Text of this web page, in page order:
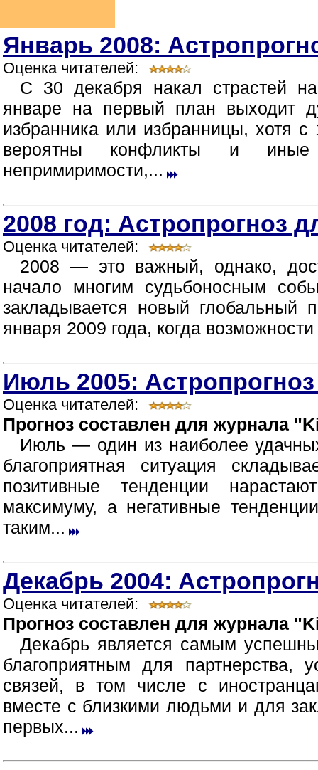
Январь 2008:
Оценка читателей:
С 30 декабря накал страстей
январе на первый план выходит
избранника или избранницы, хотя
вероятны конфликты и иные
непримиримости,...
2008 год: Астропрогноз
Оценка читателей:
2008 — это важный, однако,
начало многим судьбоносным
закладывается новый глобальный
января 2009 года, когда
Июль 2005:
Оценка читателей:
Прогноз составлен для журнала
Июль — один из наиболее
благоприятная ситуация
позитивные тенденции
максимуму, а негативные
таким...
Декабрь 2004:
Оценка читателей:
Прогноз составлен для журнала
Декабрь является самым
благоприятным для партнерства,
связей, в том числе с
вместе с близкими людьми и для
первых...